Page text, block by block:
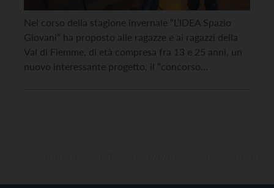
Nel corso della stagione invernale “L’IDEA Spazio
Giovani” ha proposto alle ragazze e ai ragazzi della
Val di Fiemme, di età compresa fra 13 e 25 anni, un
nuovo interessante progetto, il “concorso